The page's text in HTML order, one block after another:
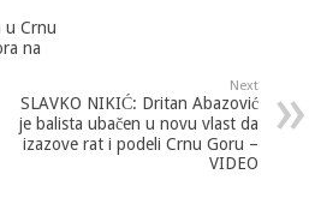
u Crnu
na
Next
SLAVKO NIKIĆ: Dritan Abazović
je balista ubačen u novu vlast da
izazove rat i podeli Crnu Goru –
VIDEO